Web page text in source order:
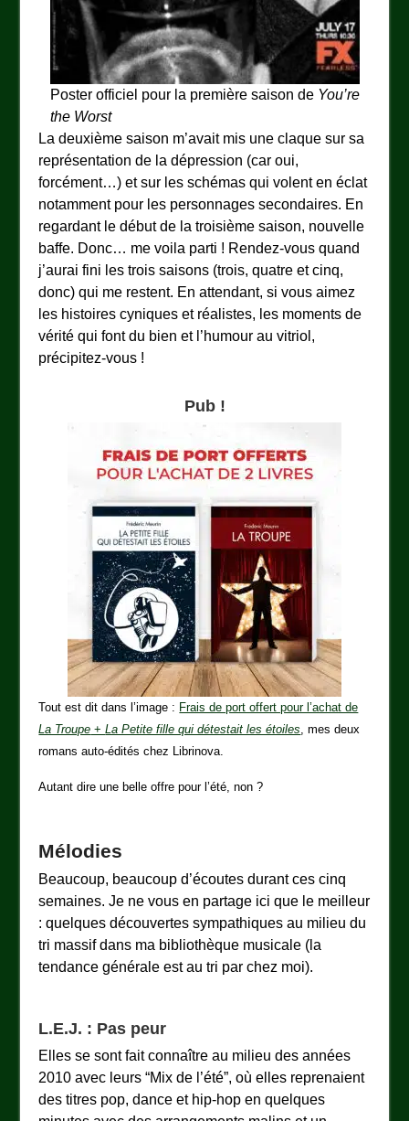
Poster officiel pour la première saison de You’re
the Worst
La deuxième saison m’avait mis une claque sur sa
représentation de la dépression (car oui,
forcément…) et sur les schémas qui volent en éclat
notamment pour les personnages secondaires. En
regardant le début de la troisième saison, nouvelle
baffe. Donc… me voila parti ! Rendez-vous quand
j’aurai fini les trois saisons (trois, quatre et cinq,
donc) qui me restent. En attendant, si vous aimez
les histoires cyniques et réalistes, les moments de
vérité qui font du bien et l’humour au vitriol,
précipitez-vous !
Pub !
Tout est dit dans l’image : Frais de port offert pour l’achat de
La Troupe +La Petite fille qui détestait les étoiles, mes deux
romans auto-édités chez Librinova.
Autant dire une belle offre pour l’été, non ?
Mélodies
Beaucoup, beaucoup d’écoutes durant ces cinq
semaines. Je ne vous en partage ici que le meilleur
: quelques découvertes sympathiques au milieu du
tri massif dans ma bibliothèque musicale (la
tendance générale est au tri par chez moi).
L.E.J. : Pas peur
Elles se sont fait connaître au milieu des années
2010 avec leurs “Mix de l’été”, où elles reprenaient
des titres pop, dance et hip-hop en quelques